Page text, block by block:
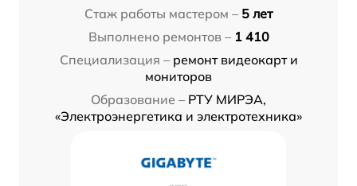
Стаж работы мастером – 5 лет
Выполнено ремонтов – 1 410
Специализация – ремонт видеокарт и
мониторов
Образование – РТУ МИРЭА,
«Электроэнергетика и электротехника»